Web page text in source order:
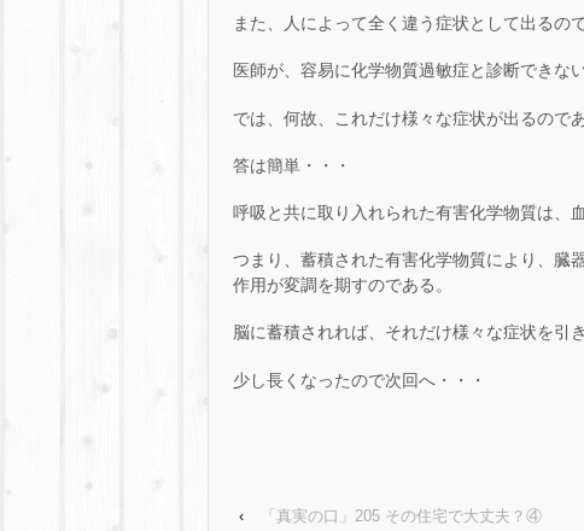
また、人によって全く違う症状として出るので
医師が、容易に化学物質過敏症と診断できな
では、何故、これだけ様々な症状が出るので
答は簡単・・・
呼吸と共に取り入れられた有害化学物質は、
つまり、蓄積された有害化学物質により、臓
作用が変調を期すのである。
脳に蓄積されれば、それだけ様々な症状を引
少し長くなったので次回へ・・・
‹ 「真実の口」205 その住宅で大丈夫？④